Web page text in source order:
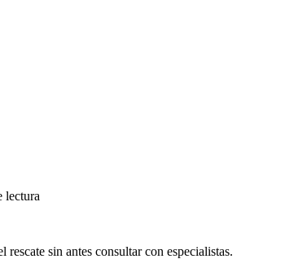
lectura
sin antes consultar con especialistas.